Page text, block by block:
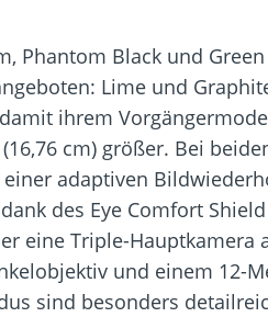
Phantom Black und
Lime und
ihrem
cm) größer. Bei
adaptiven
des Eye Comfort
eine Triple-Hauptkamera
und einem 12-
sind besonders